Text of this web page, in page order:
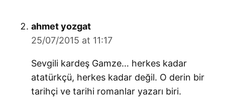
ahmet yozgatsays:
25/07/2015 at 11:17
Sevgili kardeş Gamze… herkes kadar
atatürkçü, herkes kadar değil. O derin bir
tarihçi ve tarihi romanlar yazarı biri.